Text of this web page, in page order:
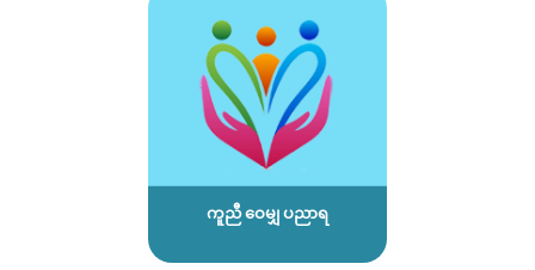
ကူညီ ဝေမျှ ပညာရ